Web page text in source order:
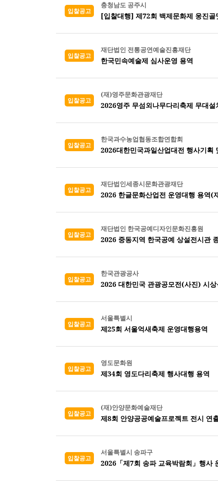
입찰공고
충청남도 공주시
[입찰대행] 제72회 백제문화제 웅진
입찰공고
재단법인 전통공연예술진흥재단
한국민속예술제 심사운영 용역
입찰공고
(재)영주문화관광재단
2026영주 무섬외나무다리축제 무대
입찰공고
한국과수농업협동조합연합회
2026대한민국과일산업대전 행사기획
입찰공고
재단법인세종시문화관광재단
2026 한글문화산업전 운영대행 용역(
입찰공고
재단법인 한국공예디자인문화진흥원
2026 중동지역 한국공예 상설전시관
입찰공고
한국관광공사
2026 대한민국 관광공모전(사진) 시
입찰공고
서울특별시
제25회 서울억새축제 운영대행용역
입찰공고
영도문화원
제34회 영도다리축제 행사대행 용역
입찰공고
(재)안양문화예술재단
제8회 안양공공예술프로젝트 전시 연
입찰공고
서울특별시 송파구
2026「제7회 송파 교육박람회」행사